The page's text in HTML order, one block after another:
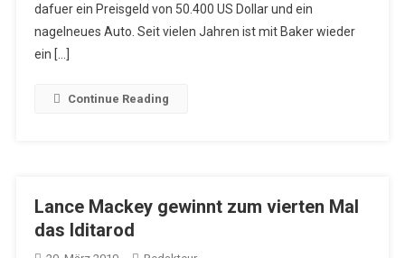
dafuer ein Preisgeld von 50.400 US Dollar und ein
nagelneues Auto. Seit vielen Jahren ist mit Baker wieder
ein […]
Continue Reading
Lance Mackey gewinnt zum vierten Mal
das Iditarod